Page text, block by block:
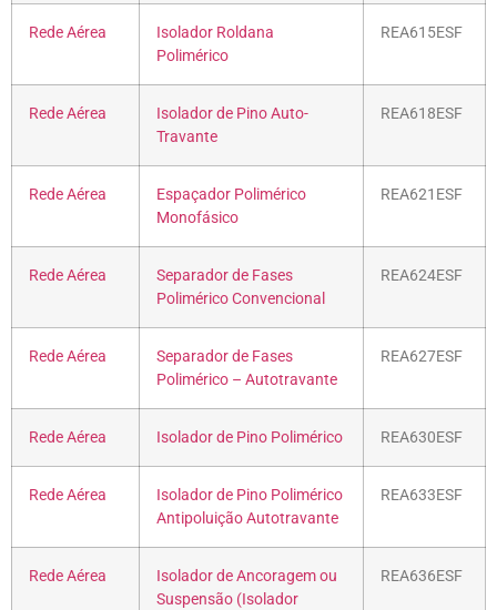
Rede Aérea
Isolador Roldana
Polimérico
REA615ESF
Rede Aérea
Isolador de Pino Auto-
Travante
REA618ESF
Rede Aérea
Espaçador Polimérico
Monofásico
REA621ESF
Rede Aérea
Separador de Fases
Polimérico Convencional
REA624ESF
Rede Aérea
Separador de Fases
Polimérico – Autotravante
REA627ESF
Rede Aérea Isolador de Pino Polimérico REA630ESF
Rede Aérea
Isolador de Pino Polimérico
Antipoluição Autotravante
REA633ESF
Rede Aérea
Isolador de Ancoragem ou
Suspensão (Isolador
REA636ESF